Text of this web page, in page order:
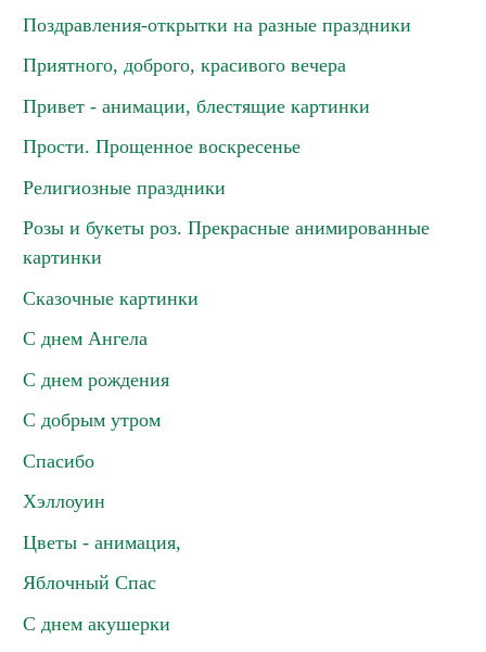
Поздравления-открытки на разные праздники
Приятного, доброго, красивого вечера
Привет - анимации, блестящие картинки
Прости. Прощенное воскресенье
Религиозные праздники
Розы и букеты роз. Прекрасные анимированные
картинки
Сказочные картинки
С днем Ангела
С днем рождения
С добрым утром
Спасибо
Хэллоуин
Цветы - анимация,
Яблочный Спас
С днем акушерки